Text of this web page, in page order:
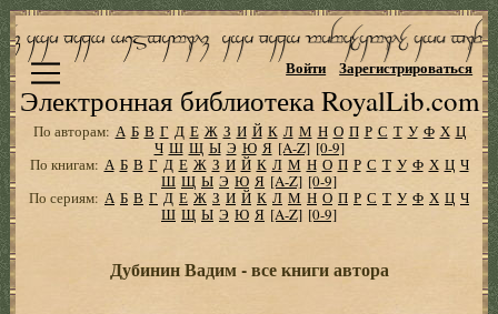
Электронная библиотека RoyalLib.com
Войти Зарегистрироваться
По авторам: А Б В Г Д Е Ж З И Й К Л М Н О П Р С Т У Ф Х Ц
Ч Ш Щ Ы Э Ю Я [A-Z] [0-9]
По книгам: А Б В Г Д Е Ж З И Й К Л М Н О П Р С Т У Ф Х Ц Ч
Ш Щ Ы Э Ю Я [A-Z] [0-9]
По сериям: А Б В Г Д Е Ж З И Й К Л М Н О П Р С Т У Ф Х Ц Ч
Ш Щ Ы Э Ю Я [A-Z] [0-9]
Дубинин Вадим - все книги автора